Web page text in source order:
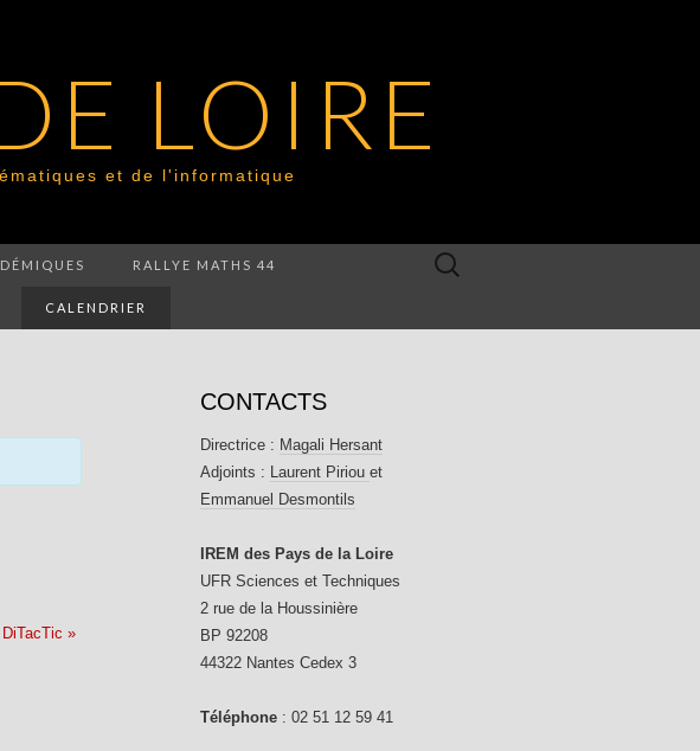
LOIRE
et de l'informatique
RALLYE MATHS 44
CALENDRIER
Rechercher :
»
CONTACTS
Directrice : Magali Hersant
Adjoints : Laurent Piriou et
Emmanuel Desmontils
IREM des Pays de la Loire
UFR Sciences et Techniques
2 rue de la Houssinière
BP 92208
44322 Nantes Cedex 3
Téléphone : 02 51 12 59 41